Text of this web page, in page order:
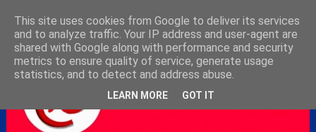
This site uses cookies from Google to deliver its services
and to analyze traffic. Your IP address and user-agent are
shared with Google along with performance and security
metrics to ensure quality of service, generate usage
statistics, and to detect and address abuse.
LEARN MORE GOT IT